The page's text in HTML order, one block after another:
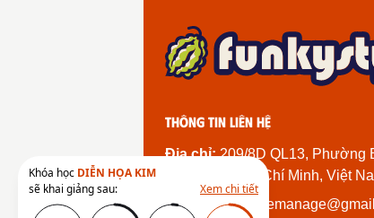
Khóa học DIỄN HỌA KIM
sẽ khai giảng sau:
Xem chi tiết
Thông tin liên hệ
Địa chỉ:209/8D QL13, Phường
Thành Phố Hồ Chí Minh, Việt
Email: